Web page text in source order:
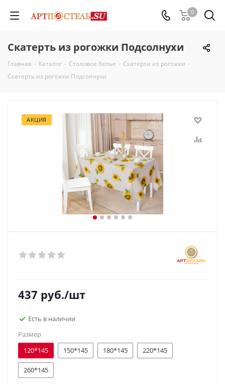
0
Скатерть из рогожки Подсолнухи
Главная - Каталог - Столовое белье - Скатерти из рогожки -
Скатерть из рогожки Подсолнухи
АКЦИЯ
437 руб./шт
Есть в наличии
Размер
120*145
150*145 180*145 220*145
260*145